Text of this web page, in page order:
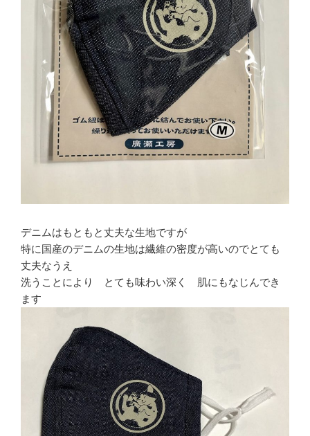
デニムはもともと丈夫な生地ですが
特に国産のデニムの生地は繊維の密度が高いのでとても
丈夫なうえ
洗うことにより とても味わい深く 肌にもなじんでき
ます